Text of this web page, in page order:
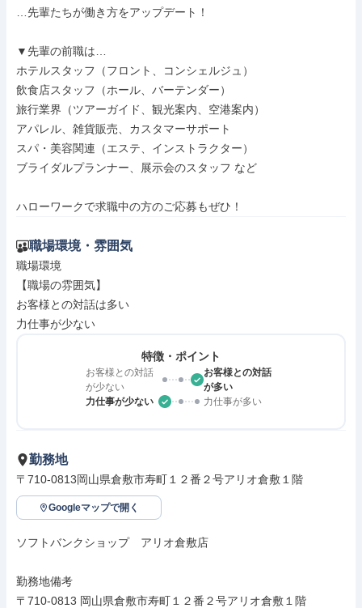
…先輩たちが働き方をアップデート！
▼先輩の前職は…
ホテルスタッフ（フロント、コンシェルジュ）
飲食店スタッフ（ホール、バーテンダー）
旅行業界（ツアーガイド、観光案内、空港案内）
アパレル、雑貨販売、カスタマーサポート
スパ・美容関連（エステ、インストラクター）
ブライダルプランナー、展示会のスタッフ など
ハローワークで求職中の方のご応募もぜひ！
職場環境・雰囲気
職場環境
【職場の雰囲気】
お客様との対話は多い
力仕事が少ない
特徴・ポイント
お客様との対話
が少ない
お客様との対話
が多い
力仕事が少ない
力仕事が多い
勤務地
〒710-0813岡山県倉敷市寿町１２番２号アリオ倉敷１階
Googleマップで開く
ソフトバンクショップ　アリオ倉敷店
勤務地備考
〒710-0813 岡山県倉敷市寿町１２番２号アリオ倉敷１階